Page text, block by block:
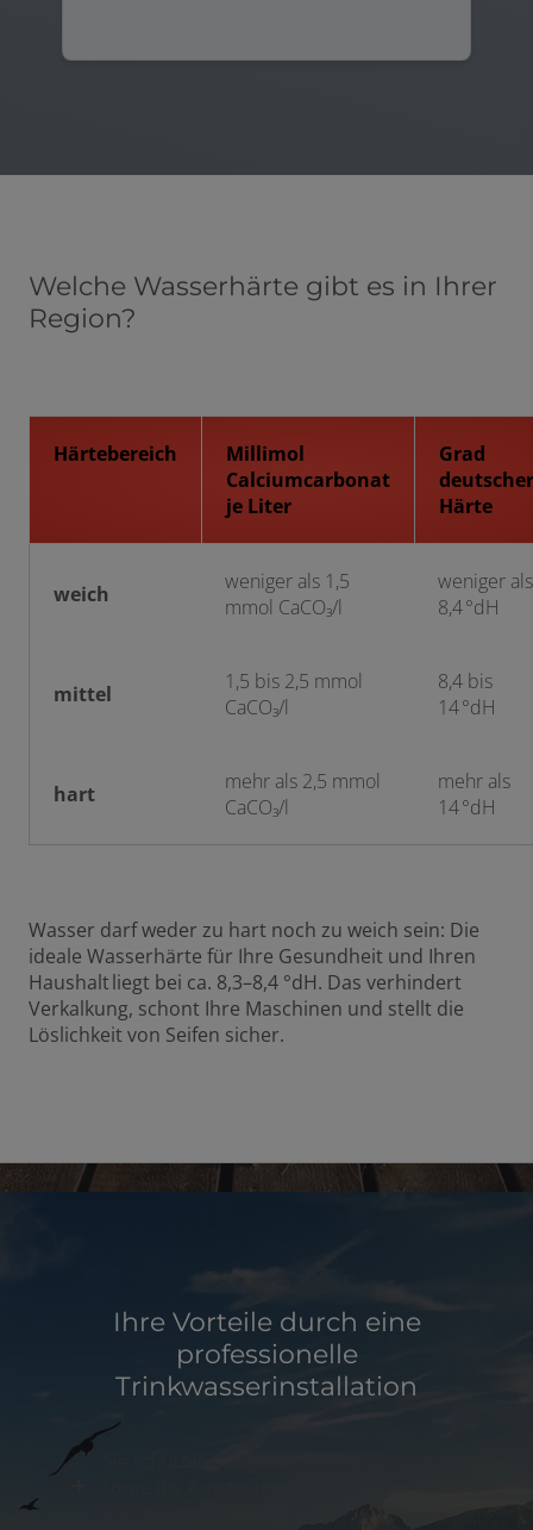
Welche Wasserhärte gibt es in Ihrer
Region?
Härtebereich
Millimol
Calciumcarbonat
je Liter
Grad
deutscher
Härte
weich
weniger als 1,5
mmol CaCO₃/l
weniger als
8,4 °dH
mittel
1,5 bis 2,5 mmol
CaCO₃/l
8,4 bis
14 °dH
hart
mehr als 2,5 mmol
CaCO₃/l
mehr als
14 °dH
Wasser darf weder zu hart noch zu weich sein: Die
ideale Wasserhärte für Ihre Gesundheit und Ihren
Haushalt liegt bei ca. 8,3–8,4 °dH. Das verhindert
Verkalkung, schont Ihre Maschinen und stellt die
Löslichkeit von Seifen sicher.
Ihre Vorteile durch eine
professionelle
Trinkwasserinstallation